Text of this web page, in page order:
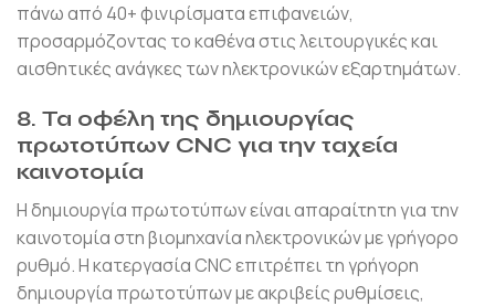
πάνω από 40+ φινιρίσματα επιφανειών,
προσαρμόζοντας το καθένα στις λειτουργικές και
αισθητικές ανάγκες των ηλεκτρονικών εξαρτημάτων.
8. Τα οφέλη της δημιουργίας
πρωτοτύπων CNC για την ταχεία
καινοτομία
Η δημιουργία πρωτοτύπων είναι απαραίτητη για την
καινοτομία στη βιομηχανία ηλεκτρονικών με γρήγορο
ρυθμό. Η κατεργασία CNC επιτρέπει τη γρήγορη
δημιουργία πρωτοτύπων με ακριβείς ρυθμίσεις,